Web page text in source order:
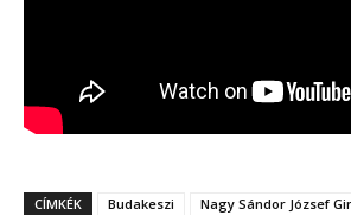
CÍMKÉK Budakeszi Nagy Sándor József